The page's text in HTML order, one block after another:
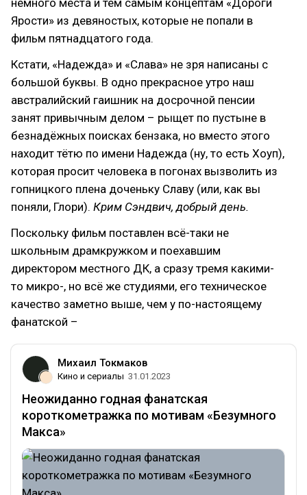
немного места и тем самым концептам «Дороги
Ярости» из девяностых, которые не попали в
фильм пятнадцатого года.
Кстати, «Надежда» и «Слава» не зря написаны с
большой буквы. В одно прекрасное утро наш
австралийский гаишник на досрочной пенсии
занят привычным делом – рыщет по пустыне в
безнадёжных поисках бензака, но вместо этого
находит тётю по имени Надежда (ну, то есть Хоуп),
которая просит человека в погонах вызволить из
гопницкого плена доченьку Славу (или, как вы
поняли, Глори). Крим Сэндвич, добрый день.
Поскольку фильм поставлен всё-таки не
школьным драмкружком и поехавшим
директором местного ДК, а сразу тремя какими-
то микро-, но всё же студиями, его техническое
качество заметно выше, чем у по-настоящему
фанатской –
Михаил Токмаков
Кино и сериалы 31.01.2023
Неожиданно годная фанатская
короткометражка по мотивам «Безумного
Макса»